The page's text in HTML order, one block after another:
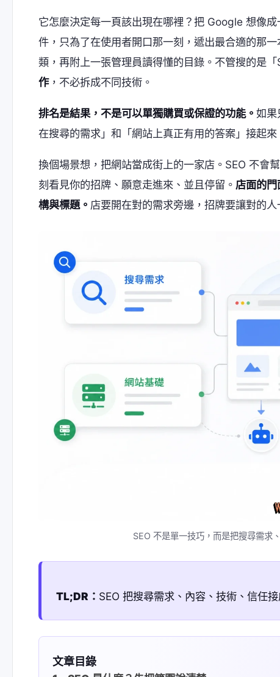
它怎麼決定每一頁該出現在哪裡？把 Google 想像
件，只為了在使用者開口那一刻，遞出最合適的那
類，再附上一張管理員讀得懂的目錄。不管搜的是
作，不必拆成不同技術。
排名是結果，不是可以單獨購買或保證的功能。 如果
在搜尋的需求」和「網站上真正有用的答案」接起
換個場景想，把網站當成街上的一家店。SEO 不會
刻看見你的招牌、願意走進來、並且停留。 店面的
構與標題。 店要開在對的需求旁邊，招牌要讓對的
SEO 不是單一技巧，而是把搜尋需求
TL;DR： SEO 把搜尋需求、內容、技術、信任
文章目錄